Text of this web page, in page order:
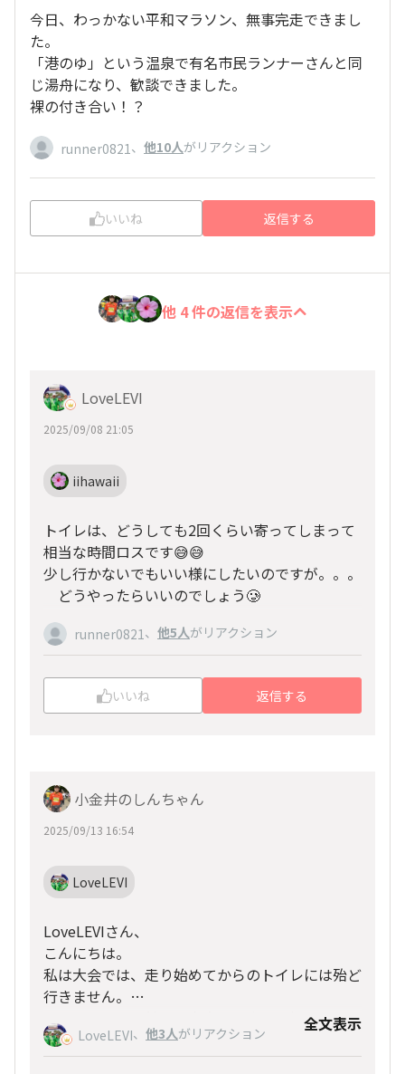
今日、わっかない平和マラソン、無事完走できまし
た。
「港のゆ」という温泉で有名市民ランナーさんと同
じ湯舟になり、歓談できました。
裸の付き合い！？
runner0821 、 他10人がリアクション
いいね 返信する
他 4 件の返信を表示
LoveLEVI
2025/09/08 21:05
iihawaii
トイレは、どうしても2回くらい寄ってしまって
相当な時間ロスです😅😅
少し行かないでもいい様にしたいのですが。。。
どうやったらいいのでしょう🥲
runner0821、 他5人がリアクション
いいね 返信する
小金井のしんちゃん
2025/09/13 16:54
LoveLEVI
LoveLEVIさん、
こんにちは。
私は大会では、走り始めてからのトイレには殆ど
行きません。
そのためには、前日の夜大量の水分を摂らない、
当日もあまり多くの水分を摂らない、レース前に
1回くらいトイレに行っておく といったことを
LoveLEVI、 他3人がリアクション 全文表示